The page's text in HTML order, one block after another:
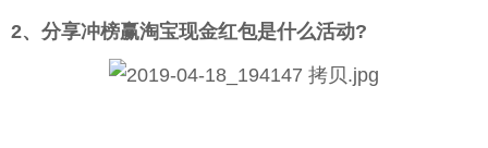
2、分享冲榜赢淘宝现金红包是什么活动?